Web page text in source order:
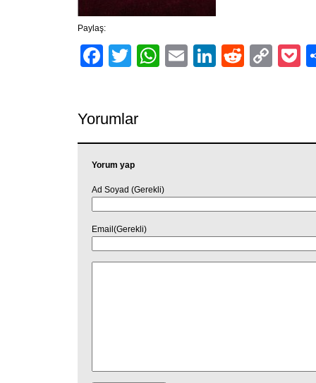
Paylaş:
Facebook
TwitterWhatsApp
EmailLinkedIn
Reddit
Yorumlar
Yorum yap
Ad Soyad (Gerekli)
Email(Gerekli)